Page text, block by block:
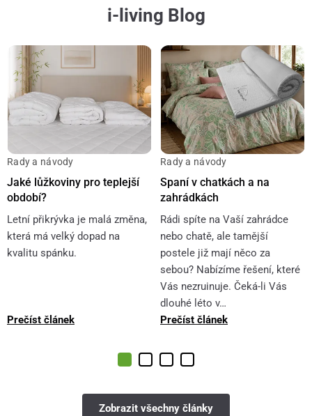
i-living Blog
Rady a návody
Jaké lůžkoviny pro teplejší
období?
Letní přikrývka je malá změna,
která má velký dopad na
kvalitu spánku.
Prečíst článek
Rady a návody
Spaní v chatkách a na
zahrádkách
Rádi spíte na Vaší zahrádce
nebo chatě, ale tamější
postele již mají něco za
sebou? Nabízíme řešení, které
Vás nezruinuje. Čeká-li Vás
dlouhé léto v…
Prečíst článek
Zobrazit všechny články